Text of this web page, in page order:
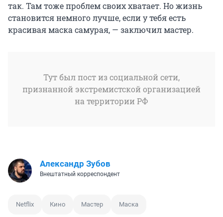
так. Там тоже проблем своих хватает. Но жизнь
становится немного лучше, если у тебя есть
красивая маска самурая, — заключил мастер.
Тут был пост из социальной сети,
признанной экстремистской организацией
на территории РФ
Александр Зубов
Внештатный корреспондент
Netflix Кино Мастер Маска